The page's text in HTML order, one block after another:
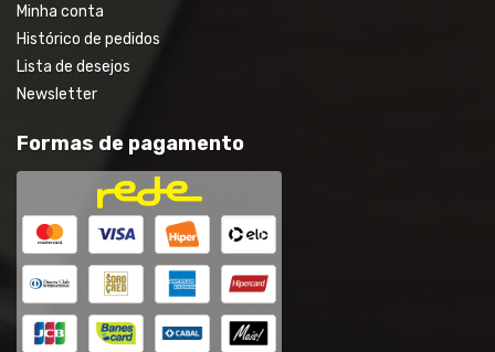
Minha conta
Histórico de pedidos
Lista de desejos
Newsletter
Formas de pagamento